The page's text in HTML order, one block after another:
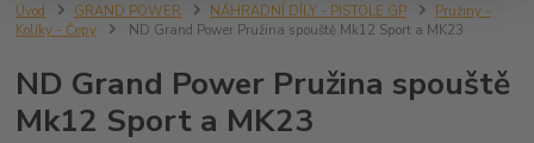
Úvod GRAND POWER NÁHRADNÍ DÍLY - PISTOLE GP
Pružiny -
Kolíky - Čepy
ND Grand Power Pružina spouště Mk12 Sport a MK23
ND Grand Power Pružina spouště
Mk12 Sport a MK23